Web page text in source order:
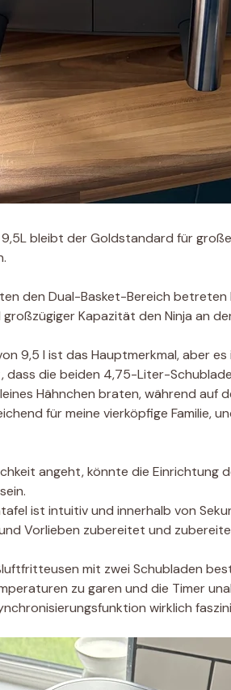
9,5L bleibt der Goldstandard für
den Dual-Basket-Bereich
Kapazität den Ninja an
9,5 l ist das Hauptmerkmal, aber
dass die beiden 4,75-Liter-
Hähnchen braten, während auf
für meine vierköpfige Familie,
angeht, könnte die Einrichtung
ist intuitiv und innerhalb von
Vorlieben zubereitet und
mit zwei Schubladen
zu garen und die Timer
wirklich